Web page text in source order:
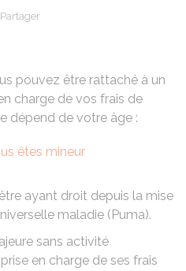
Partager
pouvez être rattaché à un
charge de vos frais de
dépend de votre âge :
êtes mineur
ayant droit depuis la mise
maladie (Puma).
sans activité
en charge de ses frais